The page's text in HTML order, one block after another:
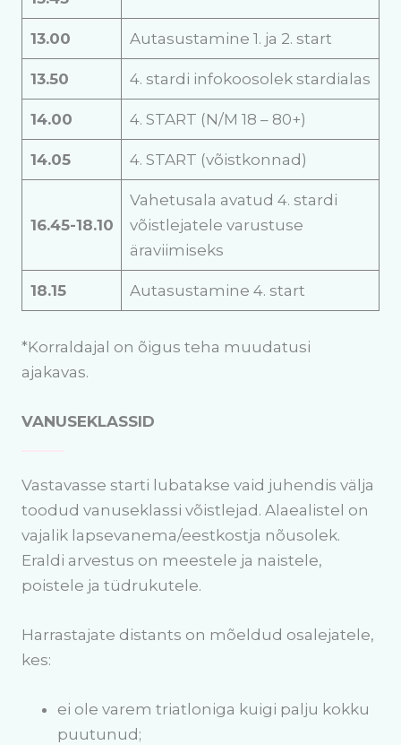
13.00 Autasustamine 1. ja 2. start
13.50 4. stardi infokoosolek stardialas
14.00 4. START (N/M 18 – 80+)
14.05 4. START (võistkonnad)
16.45-18.10
Vahetusala avatud 4. stardi
võistlejatele varustuse
äraviimiseks
18.15 Autasustamine 4. start
*Korraldajal on õigus teha muudatusi
ajakavas.
VANUSEKLASSID
Vastavasse starti lubatakse vaid juhendis välja
toodud vanuseklassi võistlejad. Alaealistel on
vajalik lapsevanema/eestkostja nõusolek.
Eraldi arvestus on meestele ja naistele,
poistele ja tüdrukutele.
Harrastajate distants on mõeldud osalejatele,
kes:
ei ole varem triatloniga kuigi palju kokku
puutunud;